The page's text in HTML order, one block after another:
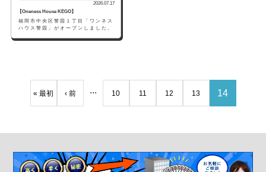
2026.07.17
【Oneness House KEGO】
福岡市中央区警固１丁目「ワンネス
ハウス警固」がオープンしました。
« 最初 ‹ 前 ... 10 11 12 13 14